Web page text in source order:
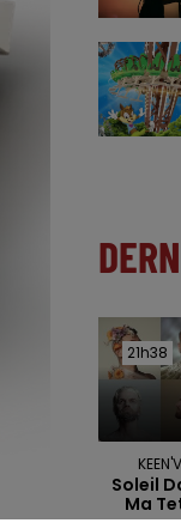
21h38
21h38
KEEN'V
Soleil
Ma